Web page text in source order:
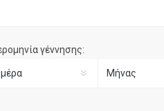
γέννησης: